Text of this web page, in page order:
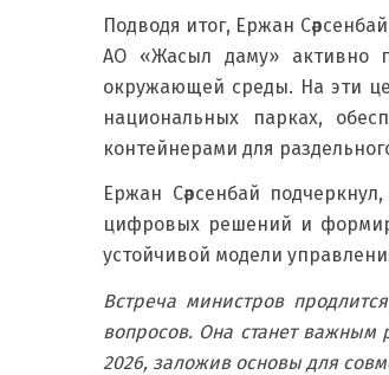
Подводя итог, Ержан
АО «Жасыл даму» активно
окружающей среды. На эти
национальных парках,
контейнерами для
Ержан Сәрсенбай
цифровых решений и
устойчивой модели
Встреча министров
вопросов. Она станет важным
2026, заложив основы для